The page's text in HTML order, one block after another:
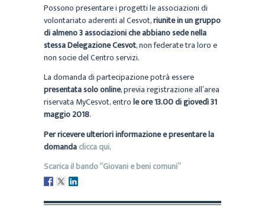
Possono presentare i progetti le associazioni di
volontariato aderenti al Cesvot,riunite in un gruppo
di almeno 3 associazioni che abbiano sede nella
stessa Delegazione Cesvot, non federate tra loro e
non socie del Centro servizi.
La domanda di partecipazione potrà essere
presentata solo online, previa registrazione all’area
riservata MyCesvot, entrole ore 13.00 di giovedì 31
maggio 2018.
Per ricevere ulteriori informazione e presentare la
domandaclicca qui.
Scarica il bando “Giovani e beni comuni”